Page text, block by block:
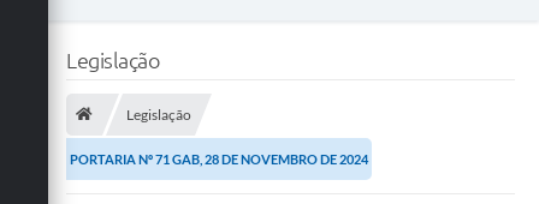
Publicações
A Prefeitura
Legislação
Legislação
PORTARIA Nº 71 GAB, 28 DE NOVEMBRO DE 2024